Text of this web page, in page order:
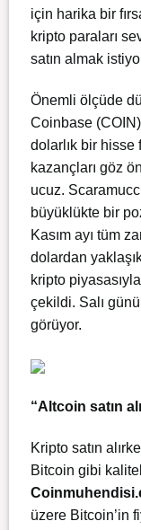
için harika bir
kripto paraları
satın almak
Önemli ölçüde
Coinbase
dolarlık bir hisse
kazançları göz
ucuz.
büyüklükte bir
Kasım ayı tüm
dolardan
kripto
çekildi. Salı
görüyor.
“Altcoin satın
Kripto satın
Bitcoin gibi
Coinmuhendisi
üzere Bitcoin’in